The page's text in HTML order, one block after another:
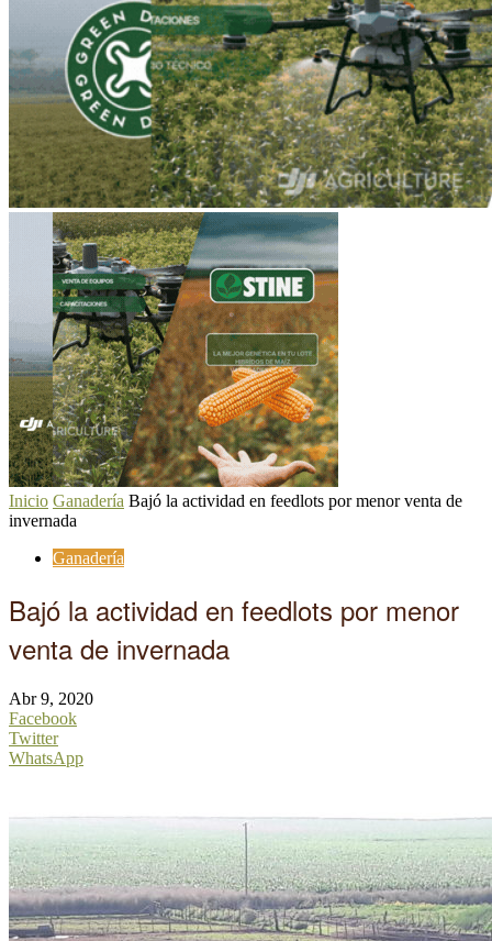
Inicio Ganadería Bajó la actividad en feedlots por menor venta de
invernada
Ganadería
Bajó la actividad en feedlots por menor
venta de invernada
Abr 9, 2020
Facebook
Twitter
WhatsApp